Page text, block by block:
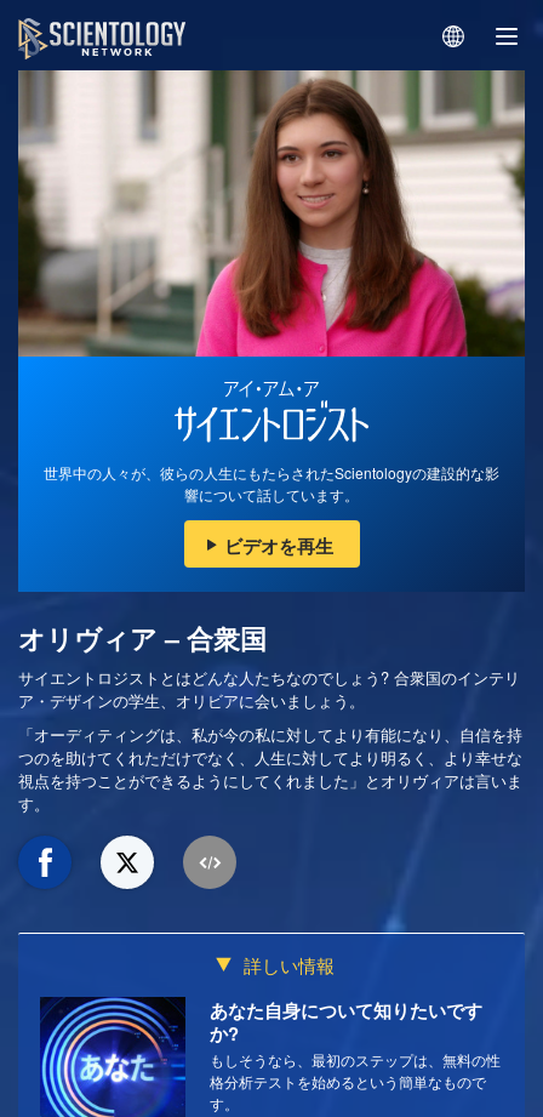
世界中の人々が、彼らの人生にもたらされたScientologyの建設的な影
響について話しています。
ビデオを再生
オリヴィア – 合衆国
サイエントロジストとはどんな人たちなのでしょう? 合衆国のインテリ
ア・デザインの学生、オリビアに会いましょう。
「オーディティングは、私が今の私に対してより有能になり、自信を持
つのを助けてくれただけでなく、人生に対してより明るく、より幸せな
視点を持つことができるようにしてくれました」とオリヴィアは言いま
す。
詳しい情報
あなた自身について知りたいです
か?
もしそうなら、最初のステップは、無料の性
格分析テストを始めるという簡単なもので
す。